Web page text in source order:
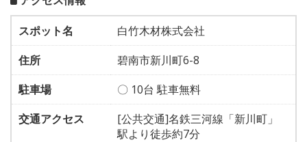
スポット名
白竹木材株式会社
住所
碧南市新川町6-8
駐車場
〇 10台 駐車無料
交通アクセス
[公共交通]名鉄三河線「新川町」
駅より徒歩約7分